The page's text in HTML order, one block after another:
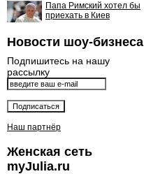
Папа Римский хотел бы
приехать в Киев
Новости шоу-бизнеса
Подпишитесь на нашу
рассылку
Наш партнёр
Женская сеть
myJulia.ru